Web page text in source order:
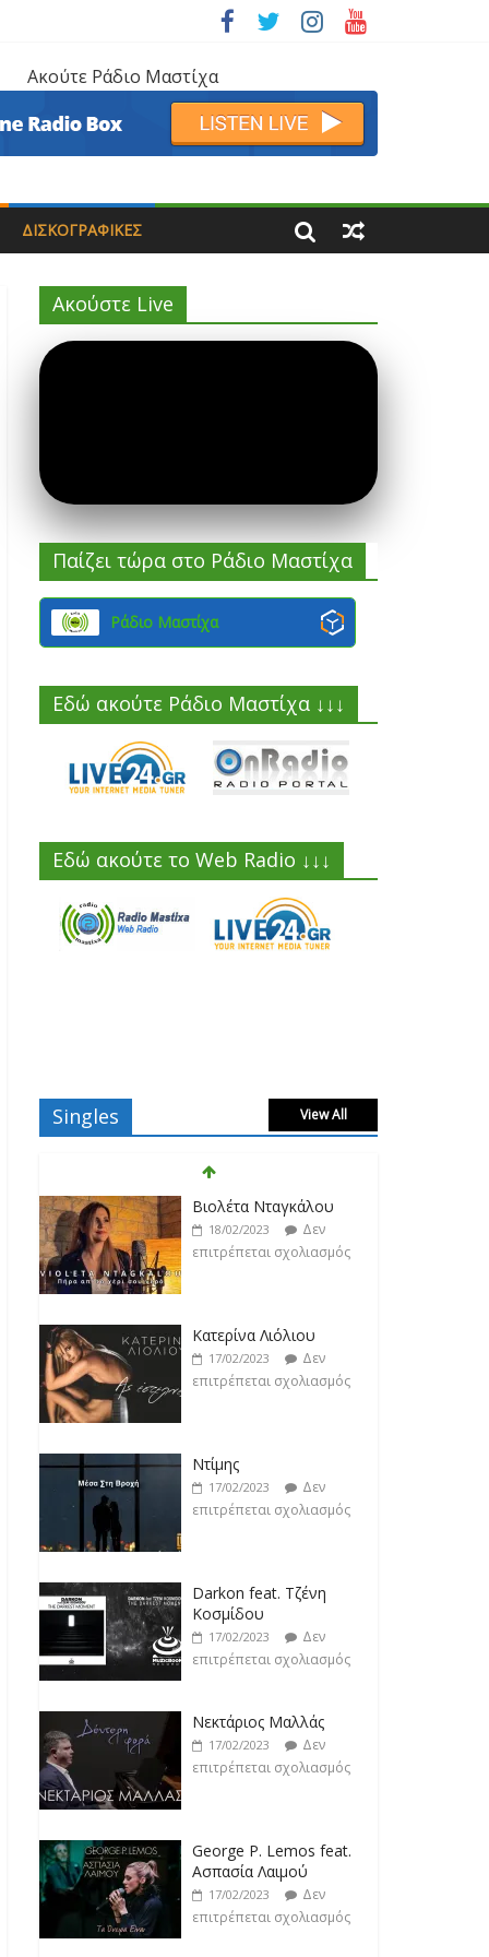
Ακούτε Ράδιο Μαστίχα
ΔΙΣΚΟΓΡΑΦΙΚΈΣ
Ακούστε Live
Παίζει τώρα στο Ράδιο Μαστίχα
Ράδιο Μαστίχα
Εδώ ακούτε Ράδιο Μαστίχα ↓↓↓
Εδώ ακούτε το Web Radio ↓↓↓
Singles View All
Βιολέτα Νταγκάλου
18/02/2023
Δεν
επιτρέπεται σχολιασμός
Κατερίνα Λιόλιου
17/02/2023
Δεν
επιτρέπεται σχολιασμός
Ντίμης
17/02/2023
Δεν
επιτρέπεται σχολιασμός
Darkon feat. Τζένη
Κοσμίδου
17/02/2023
Δεν
επιτρέπεται σχολιασμός
Νεκτάριος Μαλλάς
17/02/2023
Δεν
επιτρέπεται σχολιασμός
George P. Lemos feat.
Ασπασία Λαιμού
17/02/2023
Δεν
επιτρέπεται σχολιασμός